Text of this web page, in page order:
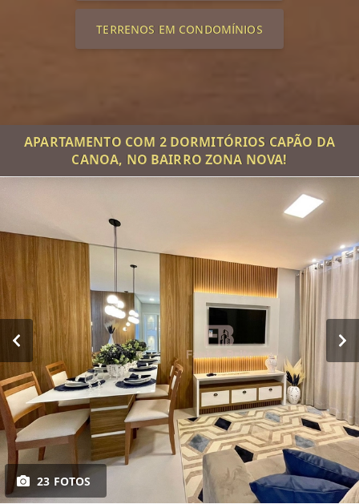
TERRENOS EM CONDOMÍNIOS
APARTAMENTO COM 2 DORMITÓRIOS CAPÃO DA
CANOA, NO BAIRRO ZONA NOVA!
23 FOTOS